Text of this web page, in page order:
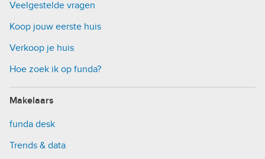
Veelgestelde vragen
Koop jouw eerste huis
Verkoop je huis
Hoe zoek ik op funda?
Makelaars
funda desk
Trends & data